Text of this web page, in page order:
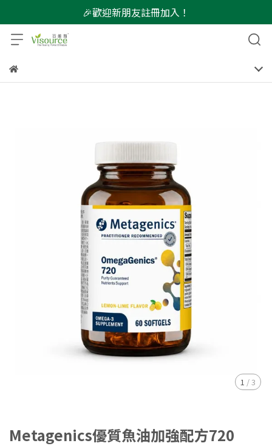
🎉歡迎新朋友註冊加入！
1 /3
Metagenics優質魚油加強配方720